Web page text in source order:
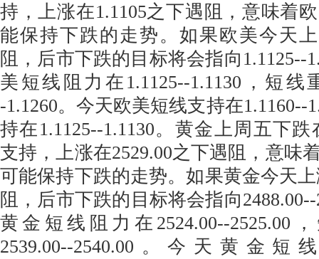
持，上涨在1.1105之下遇阻，意味着
能保持下跌的走势。如果欧美今天
阻，后市下跌的目标将会指向1.1125--
美短线阻力在1.1125--1.1130，短线
-1.1260。今天欧美短线支持在1.1160--
持在1.1125--1.1130。黄金上周五下跌
支持，上涨在2529.00之下遇阻，意味
可能保持下跌的走势。如果黄金今天
阻，后市下跌的目标将会指向
黄金短线阻力在2524.00--2525.00
2539.00--2540.00。今天黄金短